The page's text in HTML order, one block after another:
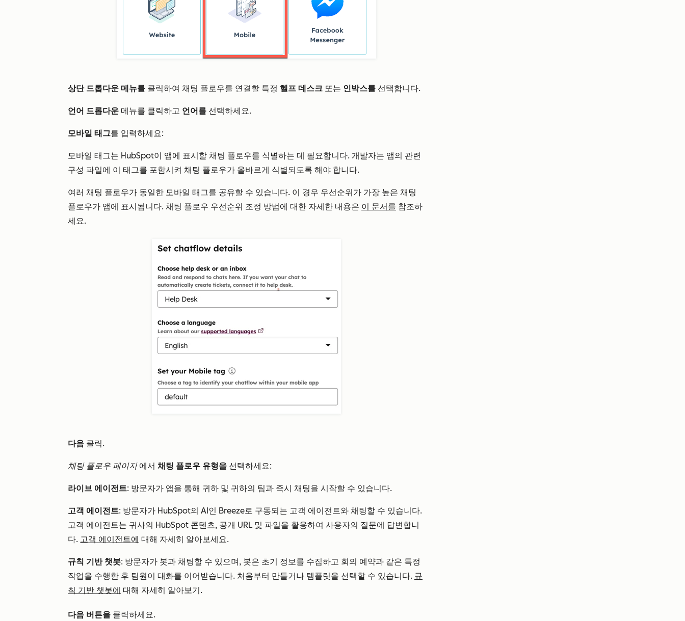
상단 드롭다운 메뉴를 클릭하여 채팅 플로우를 연결할 특정 헬프 데스크 또는 인박스를 선택합니다.
언어 드롭다운 메뉴를 클릭하고 언어를 선택하세요.
모바일 태그를 입력하세요:
모바일 태그는 HubSpot이 앱에 표시할 채팅 플로우를 식별하는 데 필요합니다. 개발자는 앱의 관련
구성 파일에 이 태그를 포함시켜 채팅 플로우가 올바르게 식별되도록 해야 합니다.
여러 채팅 플로우가 동일한 모바일 태그를 공유할 수 있습니다. 이 경우 우선순위가 가장 높은 채팅
플로우가 앱에 표시됩니다. 채팅 플로우 우선순위 조정 방법에 대한 자세한 내용은 이 문서를 참조하
세요.
다음 클릭.
채팅 플로우 페이지 에서 채팅 플로우 유형을 선택하세요:
라이브 에이전트: 방문자가 앱을 통해 귀하 및 귀하의 팀과 즉시 채팅을 시작할 수 있습니다.
고객 에이전트: 방문자가 HubSpot의 AI인 Breeze로 구동되는 고객 에이전트와 채팅할 수 있습니다.
고객 에이전트는 귀사의 HubSpot 콘텐츠, 공개 URL 및 파일을 활용하여 사용자의 질문에 답변합니
다. 고객 에이전트에 대해 자세히 알아보세요.
규칙 기반 챗봇: 방문자가 봇과 채팅할 수 있으며, 봇은 초기 정보를 수집하고 회의 예약과 같은 특정
작업을 수행한 후 팀원이 대화를 이어받습니다. 처음부터 만들거나 템플릿을 선택할 수 있습니다. 규
칙 기반 챗봇에 대해 자세히 알아보기.
다음 버튼을 클릭하세요.